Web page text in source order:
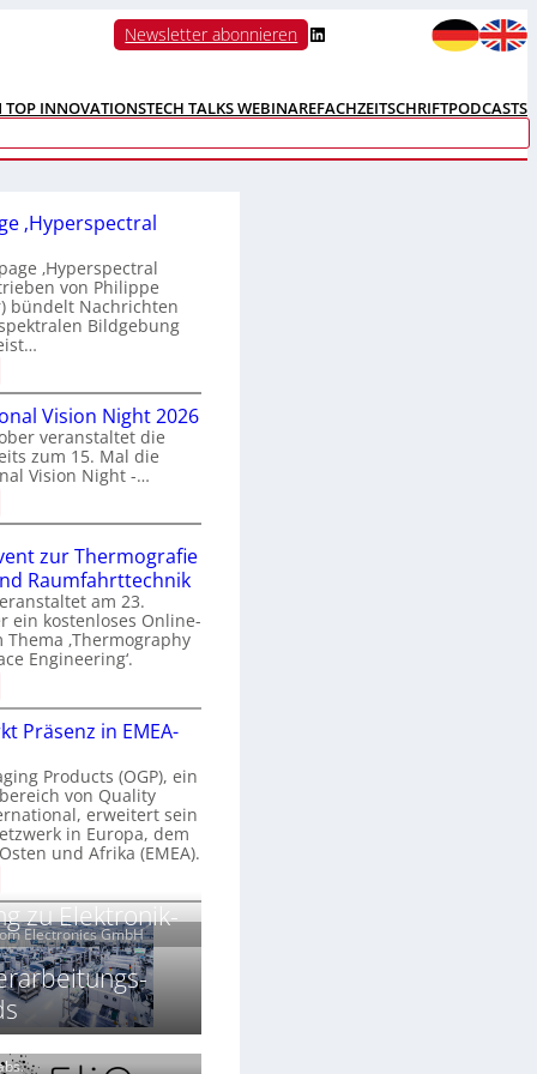
Newsletter abonnieren LinkedIn
TOP INNOVATIONSTECH TALKS WEBINAREFACHZEITSCHRIFTPODCASTS
‚Hyperspectral
‚Hyperspectral
von Philippe
bündelt Nachrichten
Bildgebung
a
Vision Night 2026
veranstaltet die
zum 15. Mal die
Vision Night -…
zur Thermografie
Raumfahrttechnik
am 23.
ein kostenloses Online-
Thema ‚Thermography
Engineering‘.
Präsenz in EMEA-
Products (OGP), ein
von Quality
erweitert sein
in Europa, dem
und Afrika (EMEA).
Electronics GmbH
zu Elektronik-